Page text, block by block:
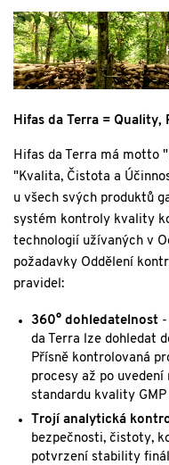
Hifas da Terra =
Hifas da Terra má motto
"Kvalita, Čistota a
u všech svých produktů
systém kontroly kvality
technologií užívaných v
požadavky Oddělení
pravidel:
360° dohledatelnost
da Terra lze dohledat
Přísně kontrolovaná
procesy až po
standardu kvality
Trojí analytická
bezpečnosti, čistoty,
potvrzení stability